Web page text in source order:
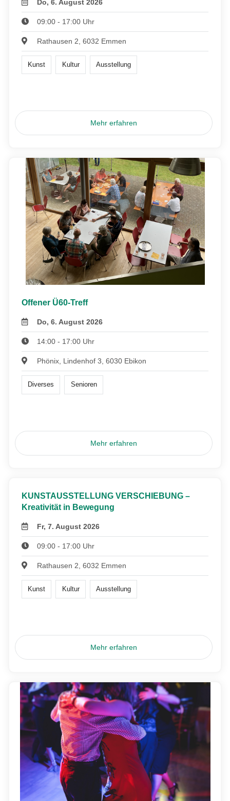
Do, 6. August 2026
09:00 - 17:00 Uhr
Rathausen 2, 6032 Emmen
Kunst Kultur Ausstellung
Mehr erfahren
Offener Ü60-Treff
Do, 6. August 2026
14:00 - 17:00 Uhr
Phönix, Lindenhof 3, 6030 Ebikon
Diverses Senioren
Mehr erfahren
KUNSTAUSSTELLUNG VERSCHIEBUNG –
Kreativität in Bewegung
Fr, 7. August 2026
09:00 - 17:00 Uhr
Rathausen 2, 6032 Emmen
Kunst Kultur Ausstellung
Mehr erfahren